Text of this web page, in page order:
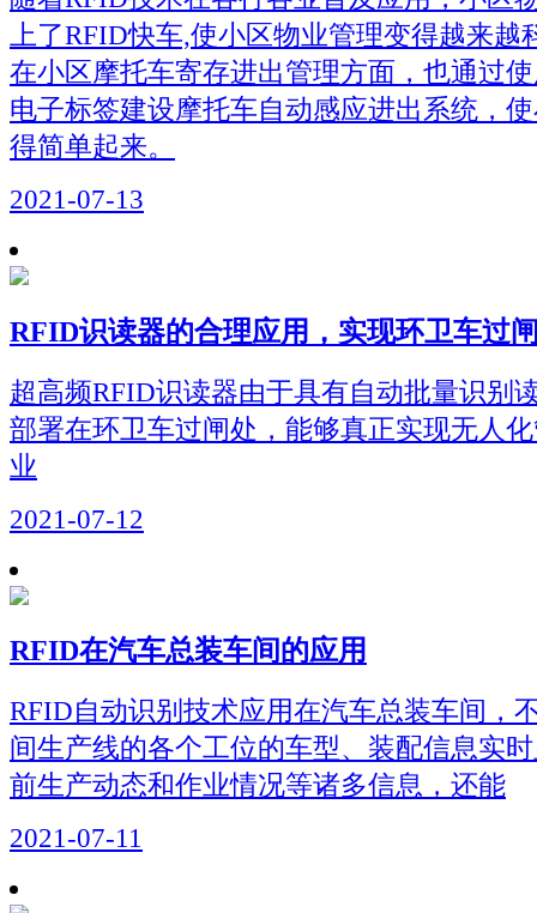
上了RFID快车,使小区物业管理变得越来越
在小区摩托车寄存进出管理方面，也通过
电子标签建设摩托车自动感应进出系统，
得简单起来。
2021-07-13
RFID识读器的合理应用，实现环卫车过
超高频RFID识读器由于具有自动批量识别
部署在环卫车过闸处，能够真正实现无人
业
2021-07-12
RFID在汽车总装车间的应用
RFID自动识别技术应用在汽车总装车间，
间生产线的各个工位的车型、装配信息实
前生产动态和作业情况等诸多信息，还能
2021-07-11